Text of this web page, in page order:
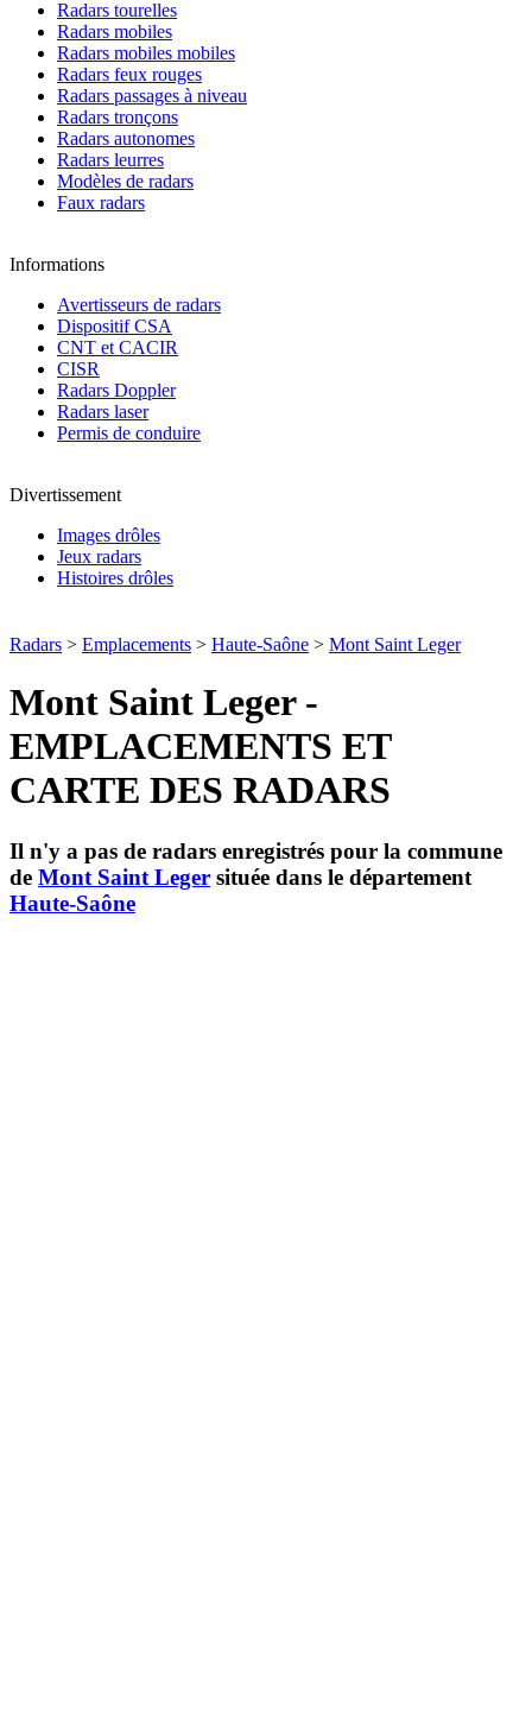
Radars tourelles
Radars mobiles
Radars mobiles mobiles
Radars feux rouges
Radars passages à niveau
Radars tronçons
Radars autonomes
Radars leurres
Modèles de radars
Faux radars
Informations
Avertisseurs de radars
Dispositif CSA
CNT et CACIR
CISR
Radars Doppler
Radars laser
Permis de conduire
Divertissement
Images drôles
Jeux radars
Histoires drôles
Radars > Emplacements > Haute-Saône > Mont Saint Leger
Mont Saint Leger -
EMPLACEMENTS ET
CARTE DES RADARS
Il n'y a pas de radars enregistrés pour la commune
de Mont Saint Leger située dans le département
Haute-Saône